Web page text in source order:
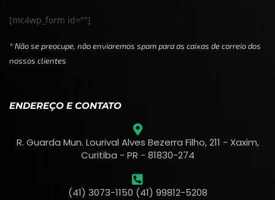
[mc4wp_form id=""]
* Não se preocupe, não enviaremos spam para as caixas de correio dos
nossos clientes
ENDEREÇO E CONTATO
R. Guarda Mun. Lourival Alves Bezerra Filho, 211 - Xaxim,
Curitiba - PR - 81830-274
(41) 3073-1150 (41) 99812-5208